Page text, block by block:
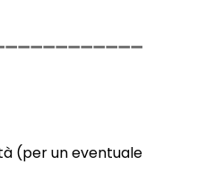
(per un eventuale